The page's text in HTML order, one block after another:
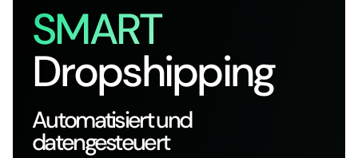
SMART
Dropshipping
Automatisiert und
datengesteuert